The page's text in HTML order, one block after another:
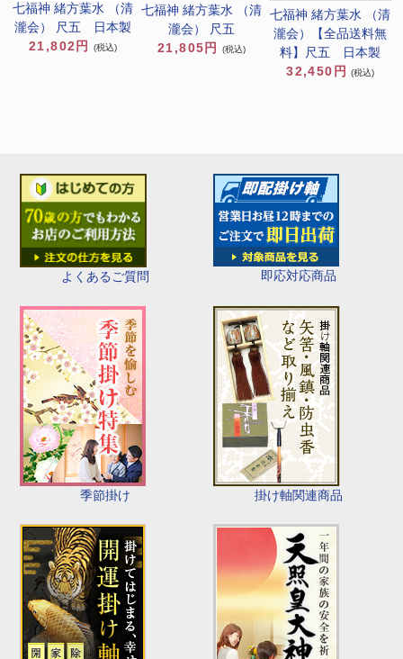
よくあるご質問 即応対応商品
季節掛け 掛け軸関連商品
七福神 緒方葉水 （清
瀧会） 尺五 日本製
21,802円
(税込)
七福神 緒方葉水 （清
瀧会） 尺五
21,805円
(税込)
七福神 緒方葉水 （清
瀧会）【全品送料無
料】尺五 日本製
32,450円
(税込)